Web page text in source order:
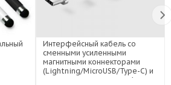
Интерфейсный кабель со
сменными усиленными
магнитными коннекторами
(Lightning/MicroUSB/Type-C) и
световым индикатором 1м